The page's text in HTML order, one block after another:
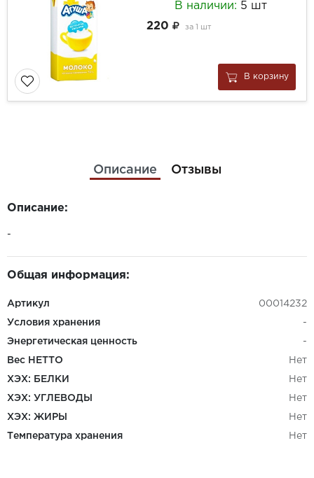
В наличии: 5 шт
220
за 1 шт
В корзину
Описание Отзывы
Описание:
-
Общая информация:
Артикул 00014232
Условия хранения -
Энергетическая ценность -
Вес НЕТТО Нет
ХЭХ: БЕЛКИ Нет
ХЭХ: УГЛЕВОДЫ Нет
ХЭХ: ЖИРЫ Нет
Температура хранения Нет